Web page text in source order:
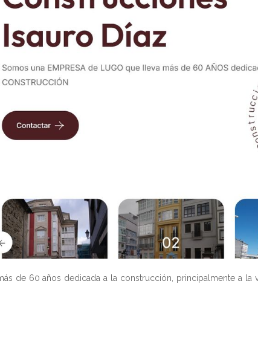
de 60 años dedicada a la construcción, principalmente a la